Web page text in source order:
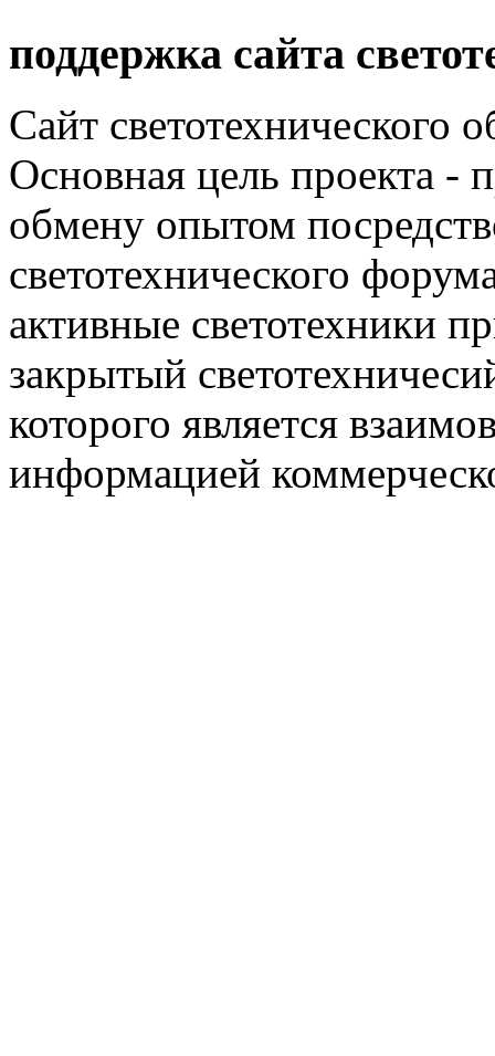
поддержка сайта
Сайт светотехнического
Основная цель проекта -
обмену опытом
светотехнического
активные светотехники
закрытый
которого является
информацией